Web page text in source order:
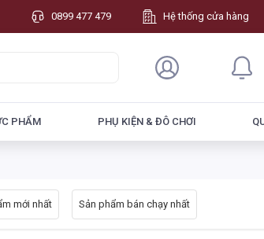
0899 477 479 Hệ thống cửa hàng
PHẨM PHỤ KIỆN & ĐÔ CHƠI
mới nhất Sản phẩm bán chạy nhất